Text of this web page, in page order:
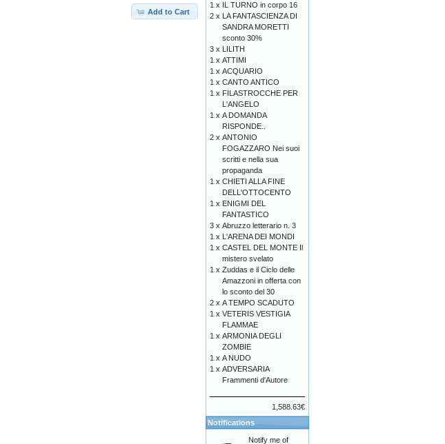
Add to Cart
1 x IL TURNO in corpo 16
2 x LA FANTASCIENZA DI
SANDRA MORETTI
sconto 30%
3 x LILITH
1 x ATTIMI
1 x ACQUARIO
1 x CANTO ANTICO
1 x FILASTROCCHE PER
L'ANGELO
1 x A DOMANDA
RISPONDE..
2 x ANTONIO
FOGAZZARO Nei suoi
scritti e nella sua
propaganda
1 x CHIETI ALLA FINE
DELL'OTTOCENTO
1 x ENIGMI DEL
FANTASTICO
3 x Abruzzo letterario n. 3
1 x L'ARENA DEI MONDI
1 x CASTEL DEL MONTE Il
mistero svelato
1 x Zuddas e il Ciclo delle
Amazzoni in offerta con
lo sconto del 30
2 x A TEMPO SCADUTO
1 x VETERIS VESTIGIA
FLAMMAE
1 x ARMONIA DEGLI
ZOMBIE
1 x A NUDO
1 x ADVERSARIA
Frammenti d'Autore
1,588.63€
Notifications
Notify me of